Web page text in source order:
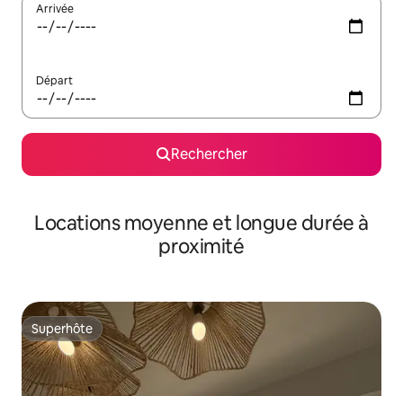
Arrivée
Départ
Rechercher
Locations moyenne et longue durée à
proximité
Superhôte
Superhôte